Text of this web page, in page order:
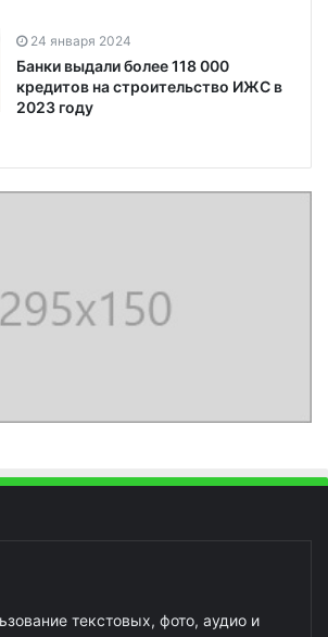
24 января 2024
Банки выдали более 118 000
кредитов на строительство ИЖС в
2023 году
текстовых, фото, аудио и